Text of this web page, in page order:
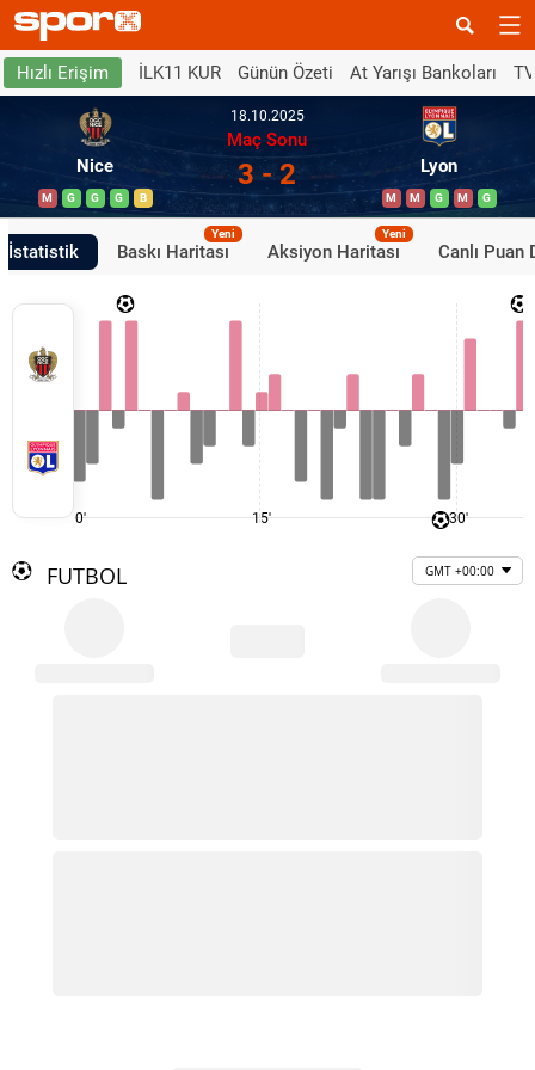
Hızlı Erişim İLK11 KUR Günün Özeti At Yarışı Bankoları
Nice
M G G G B
18.10.2025
Maç Sonu
3 - 2 Lyon
M M G M G
İstatistik Baskı Haritası
Yeni
Aksiyon Haritası
Yeni
Canlı Puan
0' 15' 30'
FUTBOL GMT +00:00